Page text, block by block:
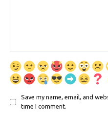
Save my name, email, and
time I comment.